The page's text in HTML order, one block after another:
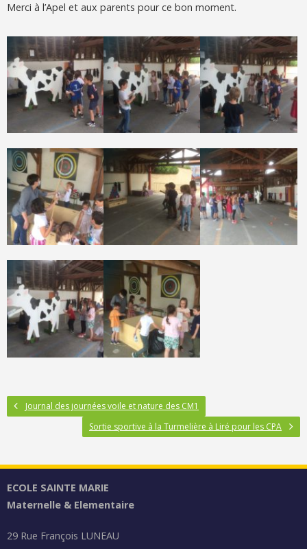
Merci à l’Apel et aux parents pour ce bon moment.
Journal des journées voile et nature des CM1
Sortie sportive à la Turmelière à Liré pour les CPA
ECOLE SAINTE MARIE
Maternelle & Elementaire
29 Rue François LUNEAU